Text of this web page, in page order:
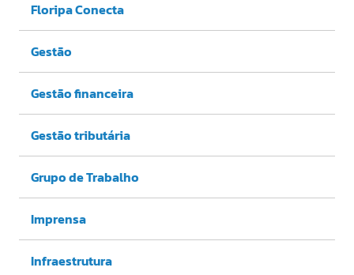
Floripa Conecta
Gestão
Gestão financeira
Gestão tributária
Grupo de Trabalho
Imprensa
Infraestrutura